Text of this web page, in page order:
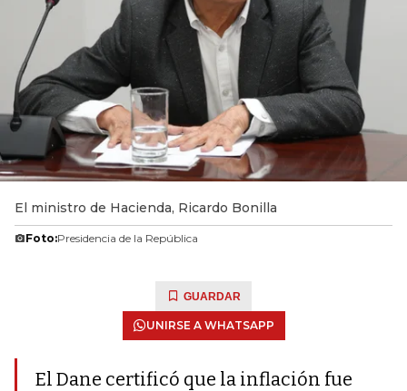
El ministro de Hacienda, Ricardo Bonilla
Foto:Presidencia de la República
GUARDAR
UNIRSE A WHATSAPP
El Dane certificó que la inflación fue